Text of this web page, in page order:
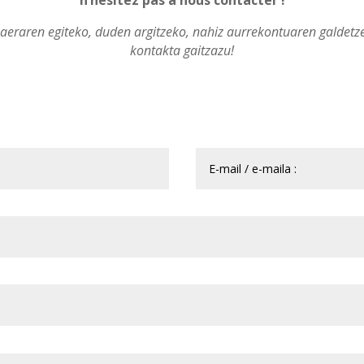
egiteko, duden argitzeko, nahiz aurrekontuaren
kontakta gaitzazu!